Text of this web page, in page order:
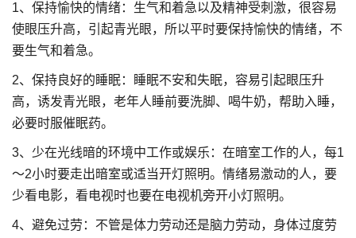
1、保持愉快的情绪：生气和着急以及精神受刺激，很容易
使眼压升高，引起青光眼，所以平时要保持愉快的情绪，不
要生气和着急。
2、保持良好的睡眠：睡眠不安和失眠，容易引起眼压升
高，诱发青光眼，老年人睡前要洗脚、喝牛奶，帮助入睡，
必要时服催眠药。
3、少在光线暗的环境中工作或娱乐：在暗室工作的人，每1
～2小时要走出暗室或适当开灯照明。情绪易激动的人，要
少看电影，看电视时也要在电视机旁开小灯照明。
4、避免过劳：不管是体力劳动还是脑力劳动，身体过度劳